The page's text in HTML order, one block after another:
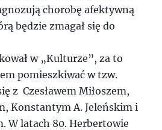
chorobę afektywną
będzie zmagał się do
w „Kulturze”, za to
pomieszkiwać w tzw.
z Czesławem Miłoszem,
Konstantym A. Jeleńskim i
W latach 80. Herbertowie